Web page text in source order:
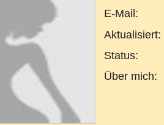
E-Mail:
Aktualisiert:
Status:
Über mich: